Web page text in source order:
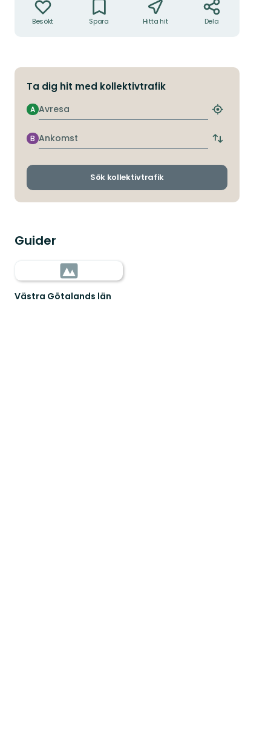
Besökt Spara Hitta hit Dela
Ta dig hit med kollektivtrafik
Avresa
A
Hitta
hållplats
Ankomst
B
Byt
och
Sök kollektivtrafik
Guider
Västra Götalands län